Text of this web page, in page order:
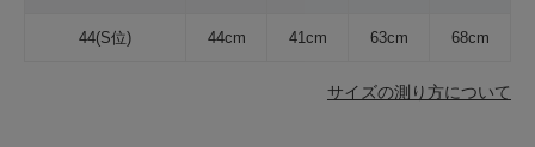
44(S位) 44cm 41cm 63cm 68cm
サイズの測り方について